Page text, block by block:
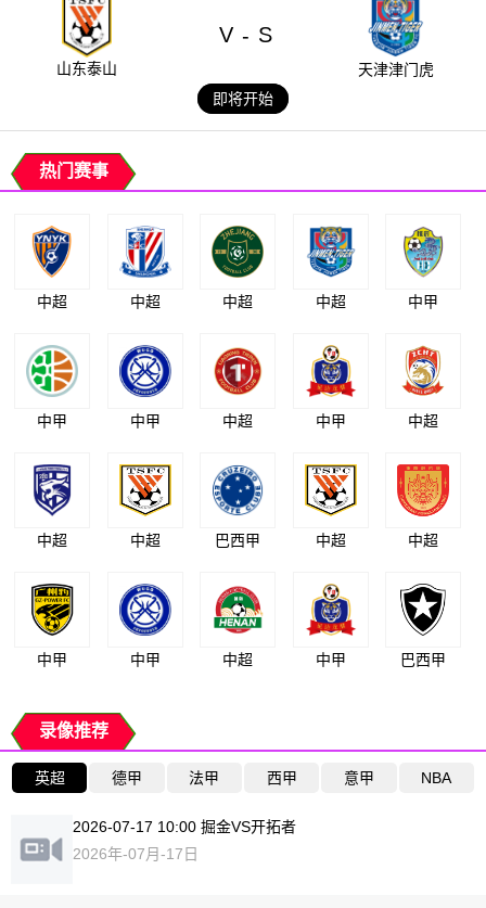
山东泰山
V - S
天津津门虎
即将开始
热门赛事
中超 中超 中超 中超 中甲
中甲 中甲 中超 中甲 中超
中超 中超 巴西甲 中超 中超
中甲 中甲 中超 中甲 巴西甲
录像推荐
英超 德甲 法甲 西甲 意甲 NBA
2026-07-17 10:00 掘金VS开拓者
2026年-07月-17日